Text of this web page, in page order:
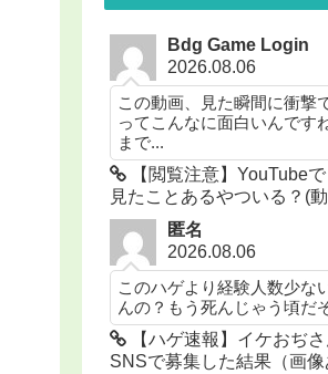
Bdg Game Login
2026.08.06
この動画、見た瞬間に衝撃
ってこんなに面白いんです
まで...
【閲覧注意】YouTube
見たことあるやついる？(
匿名
2026.08.06
このハゲより経験人数少な
んの？もう死んじゃう頃だ
【ハゲ速報】イケおぢ
SNSで募集した結果（画像